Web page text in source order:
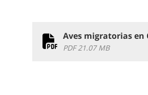
Aves migratorias en
PDF 21.07 MB